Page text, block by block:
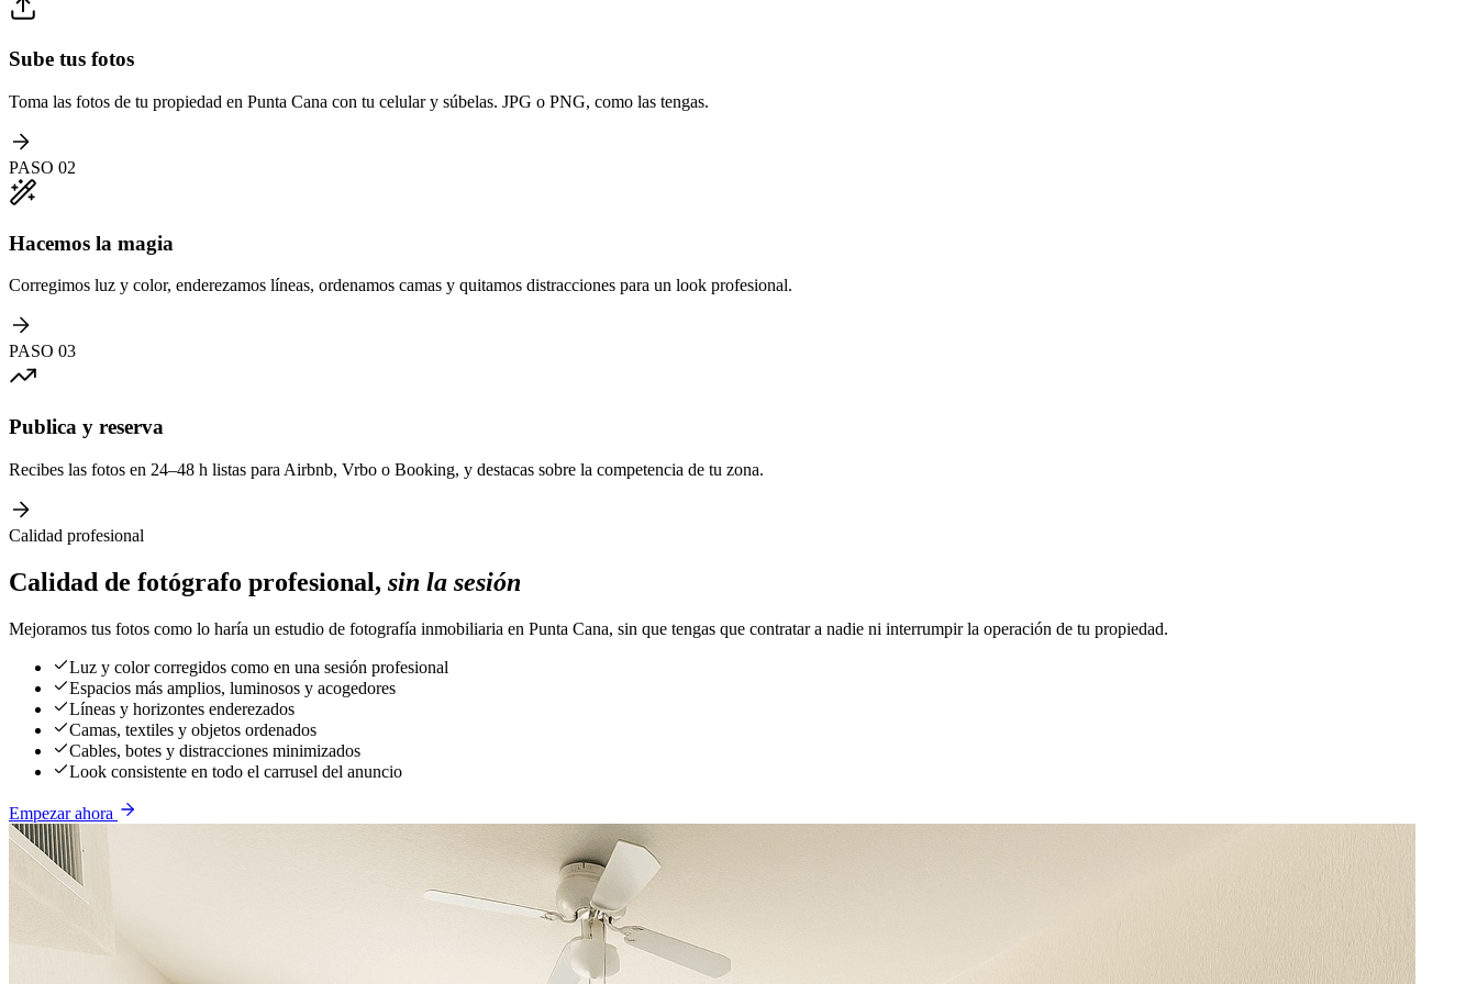
Sube tus fotos
Toma las fotos de tu propiedad en Punta Cana con tu celular y súbelas. JPG o PNG, como las tengas.
PASO 02
Hacemos la magia
Corregimos luz y color, enderezamos líneas, ordenamos camas y quitamos distracciones para un look profesional.
PASO 03
Publica y reserva
Recibes las fotos en 24–48 h listas para Airbnb, Vrbo o Booking, y destacas sobre la competencia de tu zona.
Calidad profesional
Calidad de fotógrafo profesional, sin la sesión
Mejoramos tus fotos como lo haría un estudio de fotografía inmobiliaria en Punta Cana, sin que tengas que contratar a nadie ni interrumpir la operación de tu propiedad.
Luz y color corregidos como en una sesión profesional
Espacios más amplios, luminosos y acogedores
Líneas y horizontes enderezados
Camas, textiles y objetos ordenados
Cables, botes y distracciones minimizados
Look consistente en todo el carrusel del anuncio
Empezar ahora